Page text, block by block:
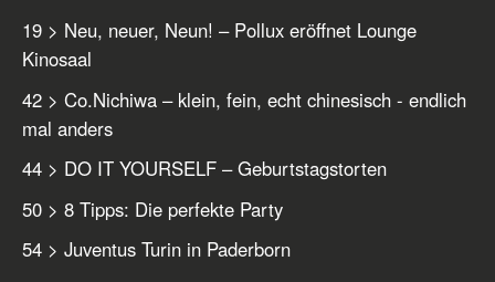
19 > Neu, neuer, Neun! – Pollux eröffnet Lounge
Kinosaal
42 > Co.Nichiwa – klein, fein, echt chinesisch - endlich
mal anders
44 > DO IT YOURSELF – Geburtstagstorten
50 > 8 Tipps: Die perfekte Party
54 > Juventus Turin in Paderborn